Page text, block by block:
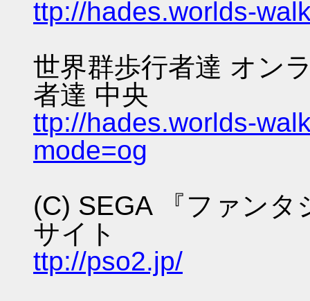
ttp://hades.worlds-
世界群歩行者達 オン
者達 中央
ttp://hades.worlds-
mode=og
(C) SEGA 『ファン
サイト
ttp://pso2.jp/